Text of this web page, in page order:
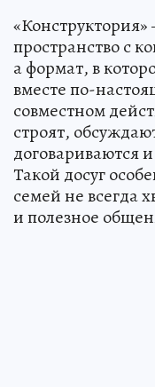
пространство с
а формат, в
вместе по-
совместном
строят,
договариваются
Такой досуг
семей не всегда
и полезное